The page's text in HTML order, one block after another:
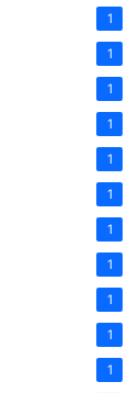
1
1
1
1
1
1
1
1
1
1
1